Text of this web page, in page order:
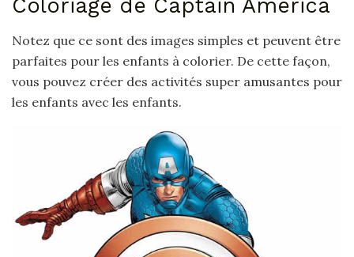
Coloriage de Captain America
Notez que ce sont des images simples et peuvent être
parfaites pour les enfants à colorier. De cette façon,
vous pouvez créer des activités super amusantes pour
les enfants avec les enfants.